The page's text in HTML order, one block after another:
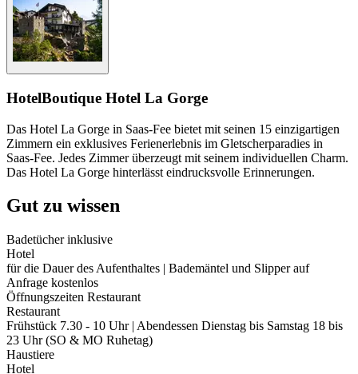
HotelBoutique Hotel La Gorge
Das Hotel La Gorge in Saas-Fee bietet mit seinen 15 einzigartigen
Zimmern ein exklusives Ferienerlebnis im Gletscherparadies in
Saas-Fee. Jedes Zimmer überzeugt mit seinem individuellen Charm.
Das Hotel La Gorge hinterlässt eindrucksvolle Erinnerungen.
Gut zu wissen
Badetücher inklusive
Hotel
für die Dauer des Aufenthaltes | Bademäntel und Slipper auf
Anfrage kostenlos
Öffnungszeiten Restaurant
Restaurant
Frühstück 7.30 - 10 Uhr | Abendessen Dienstag bis Samstag 18 bis
23 Uhr (SO & MO Ruhetag)
Haustiere
Hotel